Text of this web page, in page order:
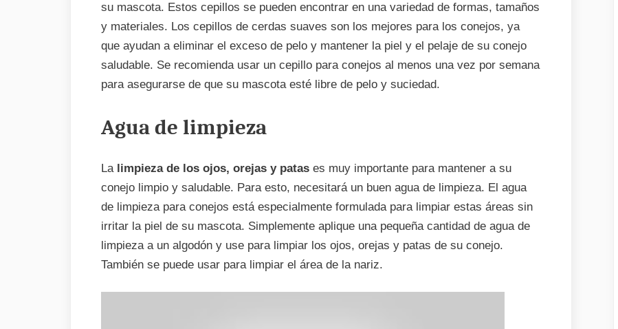
su mascota. Estos cepillos se pueden encontrar en una variedad de formas, tamaños
y materiales. Los cepillos de cerdas suaves son los mejores para los conejos, ya
que ayudan a eliminar el exceso de pelo y mantener la piel y el pelaje de su conejo
saludable. Se recomienda usar un cepillo para conejos al menos una vez por semana
para asegurarse de que su mascota esté libre de pelo y suciedad.
Agua de limpieza
La limpieza de los ojos, orejas y patas es muy importante para mantener a su
conejo limpio y saludable. Para esto, necesitará un buen agua de limpieza. El agua
de limpieza para conejos está especialmente formulada para limpiar estas áreas sin
irritar la piel de su mascota. Simplemente aplique una pequeña cantidad de agua de
limpieza a un algodón y use para limpiar los ojos, orejas y patas de su conejo.
También se puede usar para limpiar el área de la nariz.